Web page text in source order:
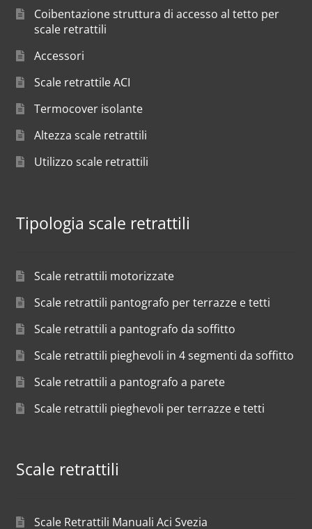
Coibentazione struttura di accesso al tetto per
scale retrattili
Accessori
Scale retrattile ACI
Termocover isolante
Altezza scale retrattili
Utilizzo scale retrattili
Tipologia scale retrattili
Scale retrattili motorizzate
Scale retrattili pantografo per terrazze e tetti
Scale retrattili a pantografo da soffitto
Scale retrattili pieghevoli in 4 segmenti da soffitto
Scale retrattili a pantografo a parete
Scale retrattili pieghevoli per terrazze e tetti
Scale retrattili
Scale Retrattili Manuali Aci Svezia